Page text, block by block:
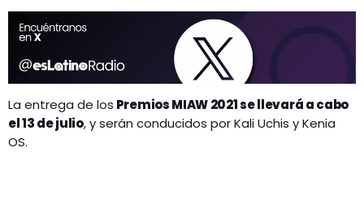
La entrega de los Premios MIAW 2021 se llevará a cabo
el 13 de julio, y serán conducidos por Kali Uchis y Kenia
OS.